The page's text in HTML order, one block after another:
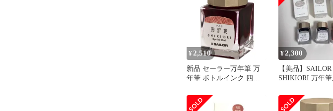
¥ 2,510
新品 セーラー万年筆 万
年筆 ボトルインク 四季
1008-209
¥2,300
【美品】
SHIKIORI 万年筆